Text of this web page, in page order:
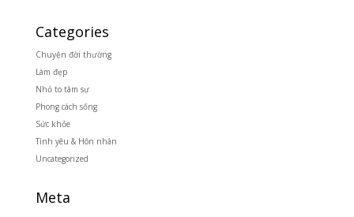
Categories
Chuyện đời thường
Làm đẹp
Nhỏ to tâm sự
Phong cách sống
Sức khỏe
Tình yêu & Hôn nhân
Uncategorized
Meta